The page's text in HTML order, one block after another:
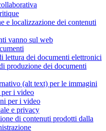
e localizzazione dei contenuti
vanno sul web
lettura dei documenti elettronici
produzione dei documenti
(alt text) per le immagini
i video
per i video
e privacy
di contenuti prodotti dalla